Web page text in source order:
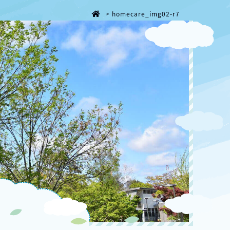
> homecare_img02-r7